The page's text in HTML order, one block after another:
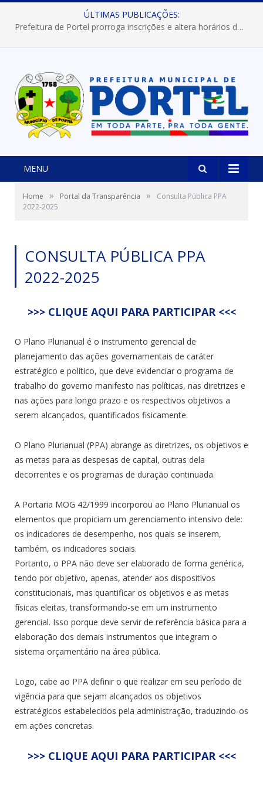
ÚLTIMAS PUBLICAÇÕES:
Prefeitura de Portel prorroga inscrições e altera horários dos concursos “Musa” e “Miss Mix Verão 2026”
MENU
Home » Portal da Transparência »
Consulta Pública PPA
2022-2025
CONSULTA PÚBLICA PPA
2022-2025
>>> CLIQUE AQUI PARA PARTICIPAR <<<
O Plano Plurianual é o instrumento gerencial de
planejamento das ações governamentais de caráter
estratégico e político, que deve evidenciar o programa de
trabalho do governo manifesto nas políticas, nas diretrizes e
nas ações para longo prazo e os respectivos objetivos a
serem alcançados, quantificados fisicamente.
O Plano Plurianual (PPA) abrange as diretrizes, os objetivos e
as metas para as despesas de capital, outras dela
decorrentes e os programas de duração continuada.
A Portaria MOG 42/1999 incorporou ao Plano Plurianual os
elementos que propiciam um gerenciamento intensivo dele:
os indicadores de desempenho, nos quais se inserem,
também, os indicadores sociais.
Portanto, o PPA não deve ser elaborado de forma genérica,
tendo por objetivo, apenas, atender aos dispositivos
constitucionais, mas quantificar os objetivos e as metas
físicas eleitas, transformando-se em um instrumento
gerencial. Isso porque deve servir de referência básica para a
elaboração dos demais instrumentos que integram o
sistema orçamentário na área pública.
Logo, cabe ao PPA definir o que realizar em seu período de
vigência para que sejam alcançados os objetivos
estratégicos estabelecidos pela administração, traduzindo-os
em ações concretas.
>>> CLIQUE AQUI PARA PARTICIPAR <<<